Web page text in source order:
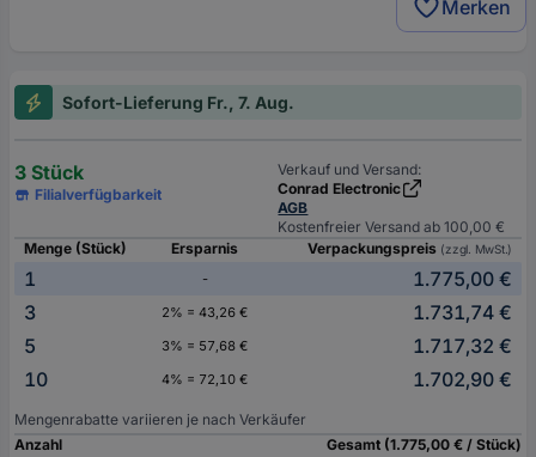
Merken
Sofort-Lieferung Fr., 7. Aug.
3 Stück
Filialverfügbarkeit
Verkauf und Versand:
Conrad Electronic
AGB
Kostenfreier Versand ab 100,00 €
Menge (Stück)
Ersparnis Verpackungspreis (zzgl. MwSt.)
1 -
1.775,00 €
3
2% = 43,26 €
1.731,74 €
5
3% = 57,68 €
1.717,32 €
10
4% = 72,10 € 1.702,90 €
Mengenrabatte variieren je nach Verkäufer
Anzahl
Gesamt (1.775,00 € / Stück)